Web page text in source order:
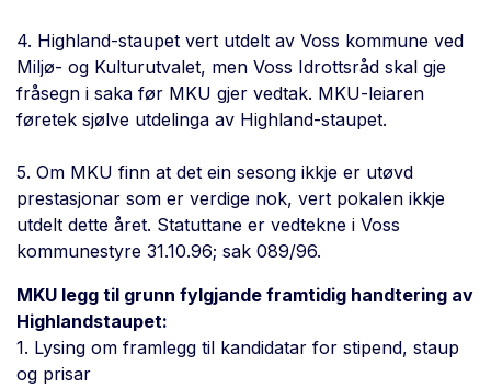
4. Highland-staupet vert utdelt av Voss kommune ved
Miljø- og Kulturutvalet, men Voss Idrottsråd skal gje
fråsegn i saka før MKU gjer vedtak. MKU-leiaren
føretek sjølve utdelinga av Highland-staupet.
5. Om MKU finn at det ein sesong ikkje er utøvd
prestasjonar som er verdige nok, vert pokalen ikkje
utdelt dette året. Statuttane er vedtekne i Voss
kommunestyre 31.10.96; sak 089/96.
MKU legg til grunn fylgjande framtidig handtering av
Highlandstaupet:
1. Lysing om framlegg til kandidatar for stipend, staup
og prisar